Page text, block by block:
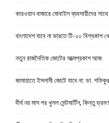
কারওয়ান বাজারে মোবাইল ব্যবসায়ীদের
বাংলাদেশ যাবে না ভারতে টি-২০ বিশ্বকাপ
নতুন রাজনৈতিক জোটের আত্মপ্রকাশ আজ
জামায়াতে ইসলামী জোটে যাবে না: ডা.
দীর্ঘ নয় মাস পর খুলল সেন্টমার্টিন, কিন্তু